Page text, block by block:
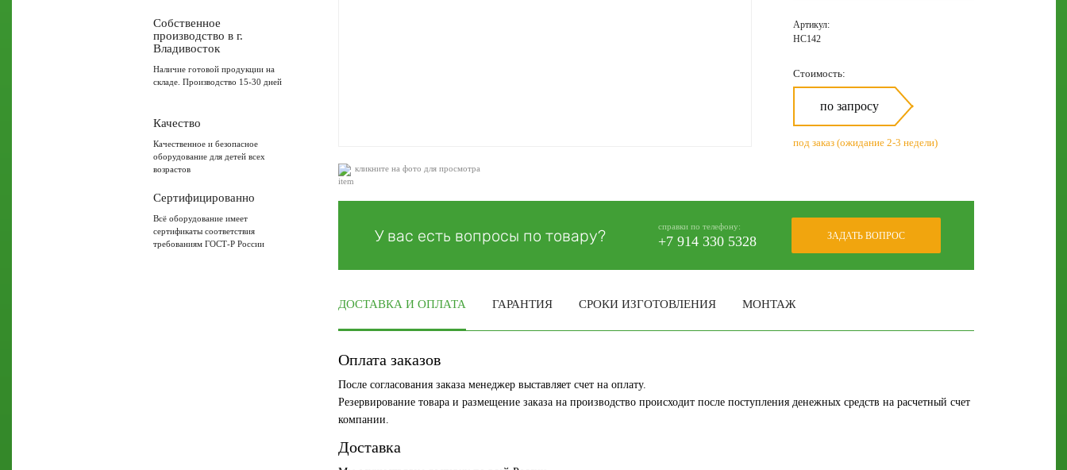
Собственное
производство в г.
Владивосток
Наличие готовой продукции на
складе. Производство 15-30 дней
Качество
Качественное и безопасное
оборудование для детей всех
возрастов
Сертифицированно
Всё оборудование имеет
сертификаты соответствия
требованиям ГОСТ-Р России
кликните на фото для просмотра
Артикул:
НС142
Стоимость:
по запросу
под заказ (ожидание 2-3 недели)
У вас есть вопросы по товару? справки по телефону:
+7 914 330 5328 ЗАДАТЬ ВОПРОС
ДОСТАВКА И ОПЛАТА ГАРАНТИЯ СРОКИ ИЗГОТОВЛЕНИЯ МОНТАЖ
Оплата заказов
После согласования заказа менеджер выставляет счет на оплату.
Резервирование товара и размещение заказа на производство происходит после поступления денежных средств на расчетный счет
компании.
Доставка